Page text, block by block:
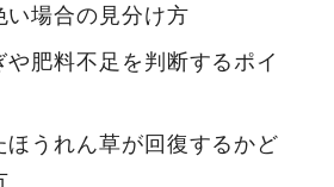
い場合の見分け方
や肥料不足を判断するポイ
ほうれん草が回復するかど